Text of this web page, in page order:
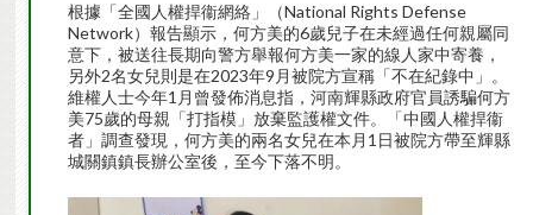
根據「全國人權捍衞網絡」（National Rights Defense
Network）報告顯示，何方美的6歲兒子在未經過任何親屬同
意下，被送往長期向警方舉報何方美一家的線人家中寄養，
另外2名女兒則是在2023年9月被院方宣稱「不在紀錄中」。
維權人士今年1月曾發佈消息指，河南輝縣政府官員誘騙何方
美75歲的母親「打指模」放棄監護權文件。「中國人權捍衞
者」調查發現，何方美的兩名女兒在本月1日被院方帶至輝縣
城關鎮鎮長辦公室後，至今下落不明。